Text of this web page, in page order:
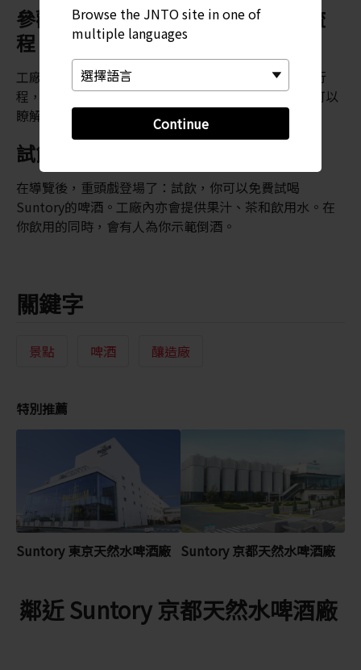
Browse the JNTO site in one of
multiple languages
Continue
參觀啤酒從開始釀製到完成出品的流
程
工廠提供 1 個小時搭配英文、韓文和中文手冊的導覽行
程，導遊會引領你參觀完全工業化的工廠，在這裡你可以
瞭解完整的啤酒釀造流程。
試飲
在導覽後，重頭戲登場了：試飲，你可以免費試喝
Suntory的啤酒。工廠內亦會提供果汁、茶和飲用水。在
你飲用的同時，會有人為你示範倒酒。
關鍵字
景點 啤酒 釀造廠
特別推薦
Suntory 東京天然水啤酒廠 Suntory 京都天然水啤酒廠
鄰近 Suntory 京都天然水啤酒廠